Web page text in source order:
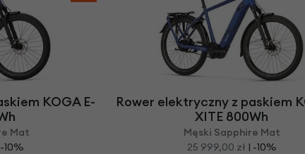
KOGA E-
Mat
10%
Rower elektryczny z paskiem
XITE 800Wh
Męski Sapphire Mat
25 999,00 zł | -10%